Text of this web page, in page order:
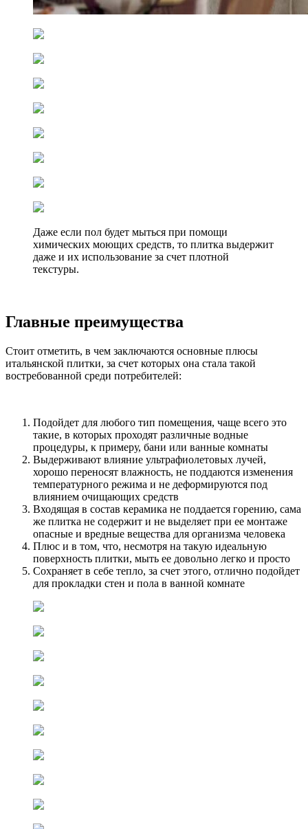
Даже если пол будет мыться при помощи
химических моющих средств, то плитка выдержит
даже и их использование за счет плотной
текстуры.
Главные преимущества
Стоит отметить, в чем заключаются основные плюсы
итальянской плитки, за счет которых она стала такой
востребованной среди потребителей:
Подойдет для любого тип помещения, чаще всего это
такие, в которых проходят различные водные
процедуры, к примеру, бани или ванные комнаты
Выдерживают влияние ультрафиолетовых лучей,
хорошо переносят влажность, не поддаются изменения
температурного режима и не деформируются под
влиянием очищающих средств
Входящая в состав керамика не поддается горению, сама
же плитка не содержит и не выделяет при ее монтаже
опасные и вредные вещества для организма человека
Плюс и в том, что, несмотря на такую идеальную
поверхность плитки, мыть ее довольно легко и просто
Сохраняет в себе тепло, за счет этого, отлично подойдет
для прокладки стен и пола в ванной комнате